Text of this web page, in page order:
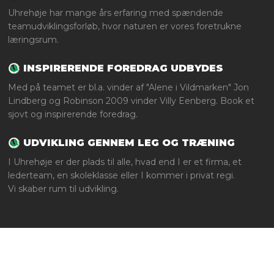
Uhrehøje har mange års erfaring med spændende
teamudviklingsforløb, hvor naturen er vores foretrukne
læringsrum.
INSPIRERENDE FOREDRAG UDBYDES
Med på teamet er bl.a. vinder af "Alene i Vildmarken" Jon
Lindberg og Robinson 2009 vinder Villy Eenberg. Book et
sjovt og inspirerende foredrag.
UDVIKLING GENNEM LEG OG TRÆNING
I Uhrehøje er der plads til alle, hvad end I er et firma, et
lederteam, en skoleklasse eller I kommer i privat regi.
Vi skaber rum til udvikling.